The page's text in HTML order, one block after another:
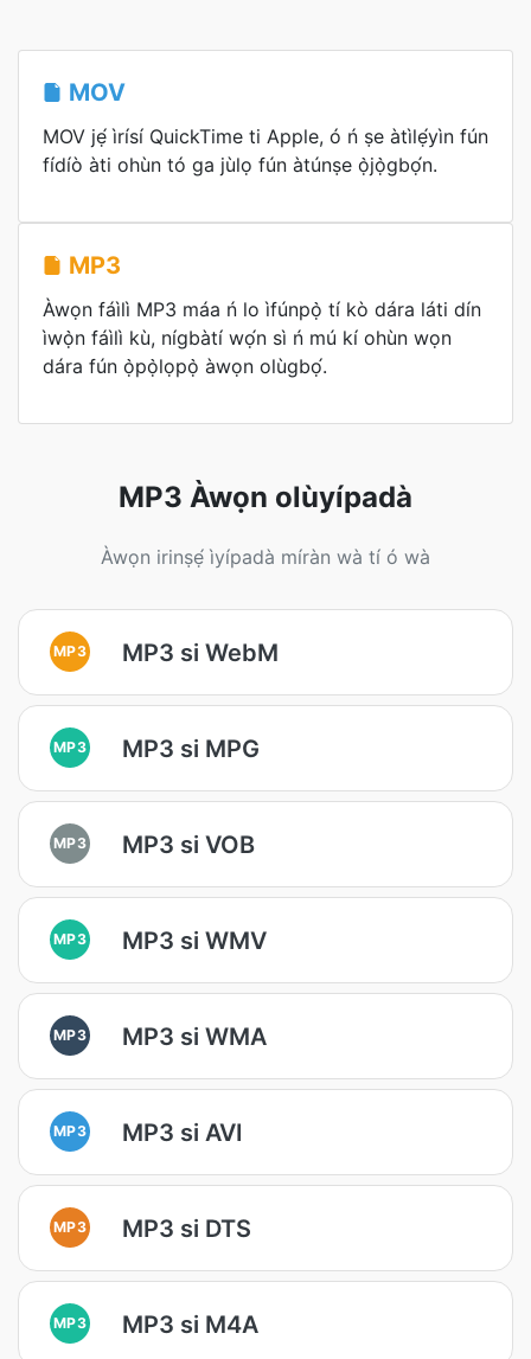
MOV
MOV jẹ́ ìrísí QuickTime ti Apple, ó ń ṣe àtìlẹ́yìn fún
fídíò àti ohùn tó ga jùlọ fún àtúnṣe ọ̀jọ̀gbọ́n.
MP3
Àwọn fáìlì MP3 máa ń lo ìfúnpọ̀ tí kò dára láti dín
ìwọ̀n fáìlì kù, nígbàtí wọ́n sì ń mú kí ohùn wọn
dára fún ọ̀pọ̀lọpọ̀ àwọn olùgbọ́.
MP3 Àwọn olùyípadà
Àwọn irinṣẹ́ ìyípadà míràn wà tí ó wà
MP3 MP3 si WebM
MP3 MP3 si MPG
MP3 MP3 si VOB
MP3 MP3 si WMV
MP3 MP3 si WMA
MP3 MP3 si AVI
MP3 MP3 si DTS
MP3 MP3 si M4A